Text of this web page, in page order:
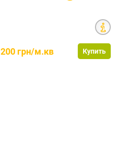
200 грн/м.кв Купить